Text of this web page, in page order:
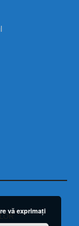
vă exprimaţi